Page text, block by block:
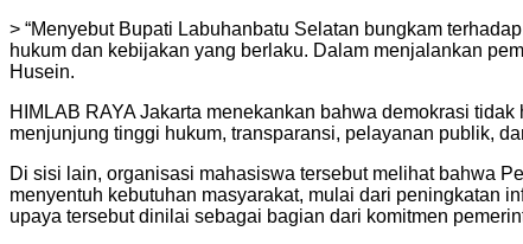
> “Menyebut Bupati Labuhanbatu Selatan bungkam
hukum dan kebijakan yang berlaku. Dalam menjalankan
Husein.
HIMLAB RAYA Jakarta menekankan bahwa demokrasi
menjunjung tinggi hukum, transparansi, pelayanan publik,
Di sisi lain, organisasi mahasiswa tersebut melihat bahwa
menyentuh kebutuhan masyarakat, mulai dari peningkatan
upaya tersebut dinilai sebagai bagian dari komitmen